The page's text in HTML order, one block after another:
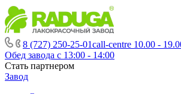
8 (727) 250-25-01call-centre 10.00 -
Обед завода с 13:00 - 14:00
Стать партнером
Завод